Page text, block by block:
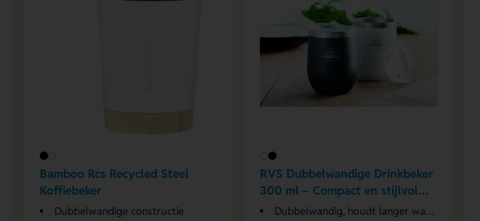
Bamboo Rcs Recycled Steel
Koffiebeker
Dubbelwandige constructie
RVS Dubbelwandige Drinkbeker
300 ml – Compact en stijlvol
300 ml
Dubbelwandig, houdt langer warm